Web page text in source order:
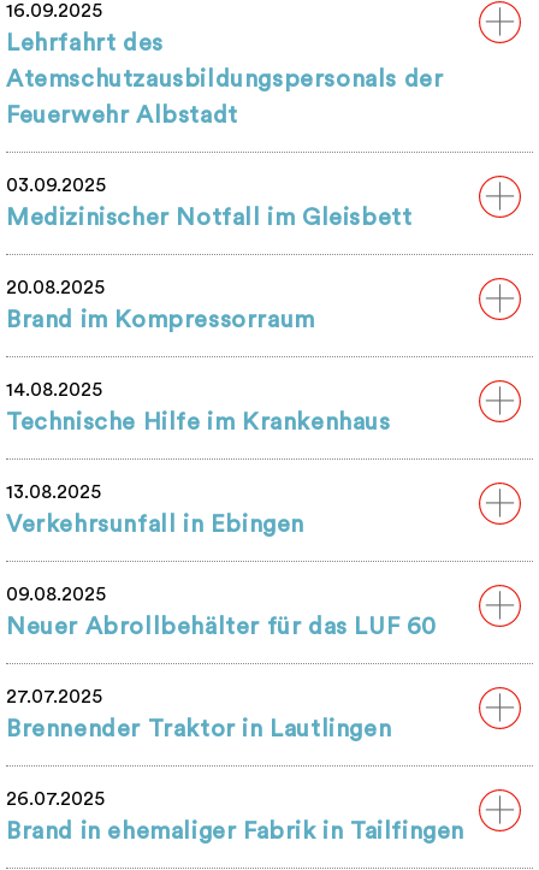
16.09.2025
Lehrfahrt des
Atemschutzausbildungspersonals der
Feuerwehr Albstadt
03.09.2025
Medizinischer Notfall im Gleisbett
20.08.2025
Brand im Kompressorraum
14.08.2025
Technische Hilfe im Krankenhaus
13.08.2025
Verkehrsunfall in Ebingen
09.08.2025
Neuer Abrollbehälter für das LUF 60
27.07.2025
Brennender Traktor in Lautlingen
26.07.2025
Brand in ehemaliger Fabrik in Tailfingen